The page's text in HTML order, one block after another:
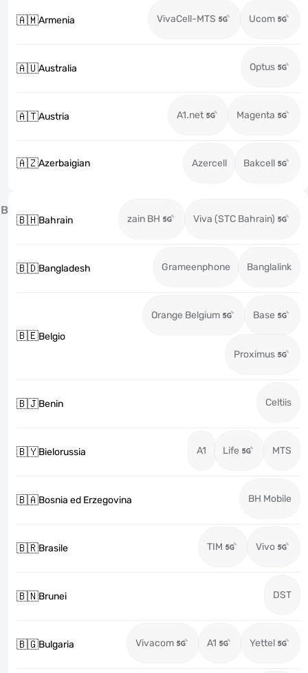
🇦🇲Armenia VivaCell-MTS Ucom
🇦🇺Australia Optus
🇦🇹Austria A1.net Magenta
🇦🇿Azerbaigian Azercell Bakcell
B
🇧🇭Bahrain zain BH Viva (STC Bahrain)
🇧🇩Bangladesh Grameenphone Banglalink
🇧🇪Belgio
Orange Belgium Base
Proximus
🇧🇯Benin Celtiis
🇧🇾Bielorussia A1 Life MTS
🇧🇦Bosnia ed Erzegovina BH Mobile
🇧🇷Brasile TIM Vivo
🇧🇳Brunei DST
🇧🇬Bulgaria Vivacom A1 Yettel